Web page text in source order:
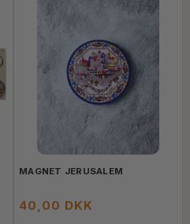
MAGNET JERUSALEM
40,00 DKK